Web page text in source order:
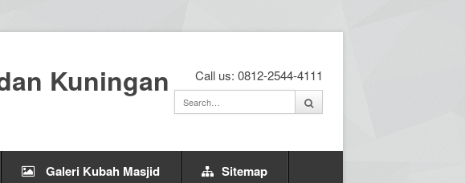
Kuningan Call us: 0812-2544-4111
Galeri Kubah Masjid Sitemap